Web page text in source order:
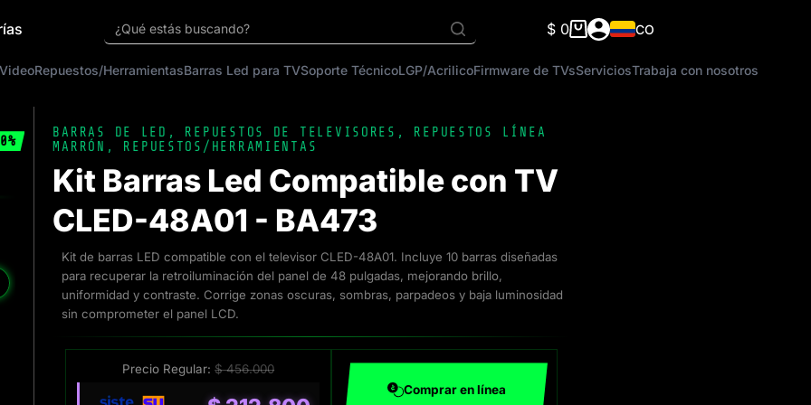
¿Qué estás buscando?
Carro
compra
$ 0 CO
Repuestos/HerramientasBarras Led para TVSoporte TécnicoLGP/AcrilicoFirmware de TVsServiciosTrabaja con nosotros
BARRAS DE LED , REPUESTOS DE TELEVISORES ,
REPUESTOS LÍNEA
MARRÓN , REPUESTOS/HERRAMIENTAS
Kit Barras Led Compatible con TV
CLED-48A01 - BA473
Kit de barras LED compatible con el televisor CLED-48A01. Incluye 10 barras diseñadas
para recuperar la retroiluminación del panel de 48 pulgadas, mejorando brillo,
uniformidad y contraste. Corrige zonas oscuras, sombras, parpadeos y baja luminosidad
sin comprometer el panel LCD.
Precio Regular:$456.000
Comprar en línea